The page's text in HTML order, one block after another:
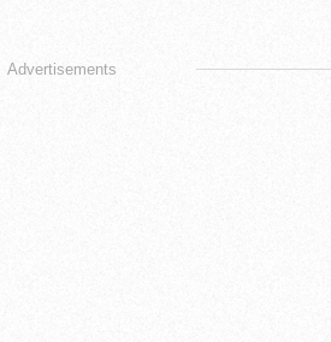
Advertisements